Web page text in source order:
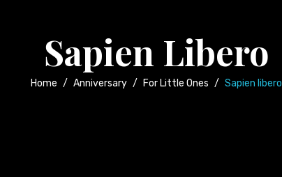
Sapien Libero
Home / Anniversary / For Little Ones / Sapien libero